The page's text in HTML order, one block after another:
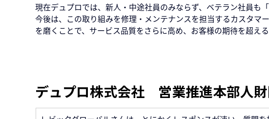
現在デュプロでは、新人・中途社員のみならず、ベテラン社員も
今後は、この取り組みを修理・メンテナンスを担当するカスタマ
を磨くことで、サービス品質をさらに高め、お客様の期待を超え
デュプロ株式会社　営業推進本部人